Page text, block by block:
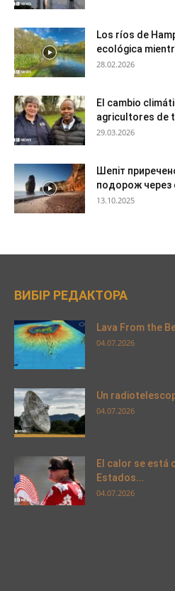
Los ríos de
ecológica
28.02.2026
El cambio
agricultores de
29.03.2026
Шепіт
подорож через
13.10.2025
ВИБІР РЕДАКТОРА
Lava From the
04.07.2026
Un
04.07.2026
El calor se está
Estados...
04.07.2026